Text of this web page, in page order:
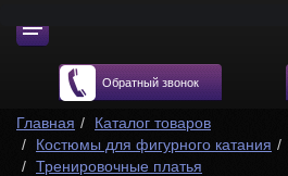
Обратный звонок
Главная
Каталог товаров
Костюмы для фигурного катания
Тренировочные платья